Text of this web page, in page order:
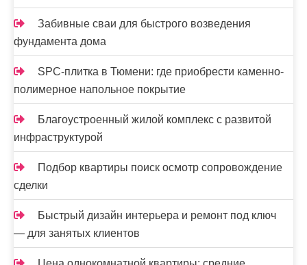
Забивные сваи для быстрого возведения
фундамента дома
SPC-плитка в Тюмени: где приобрести каменно-
полимерное напольное покрытие
Благоустроенный жилой комплекс с развитой
инфраструктурой
Подбор квартиры поиск осмотр сопровождение
сделки
Быстрый дизайн интерьера и ремонт под ключ
— для занятых клиентов